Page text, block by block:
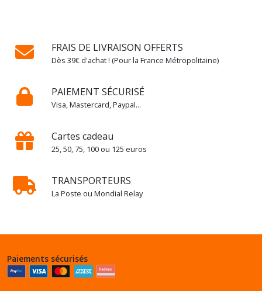
FRAIS DE LIVRAISON OFFERTS
Dès 39€ d'achat ! (Pour la France Métropolitaine)
PAIEMENT SÉCURISÉ
Visa, Mastercard, Paypal...
Cartes cadeau
25, 50, 75, 100 ou 125 euros
TRANSPORTEURS
La Poste ou Mondial Relay
d'art
-
Artisanat
Livres
Bijoux
-
Design
Paiements sécurisés